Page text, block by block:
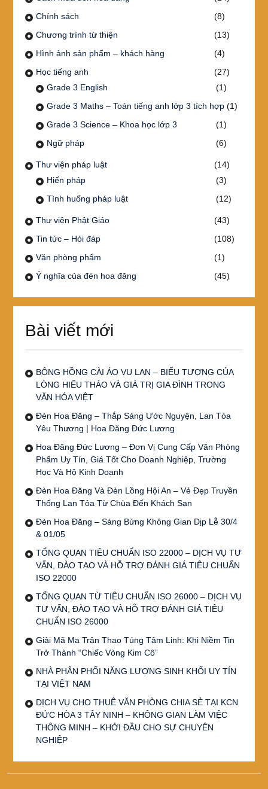
Chính sách
(8)
Chương trình từ thiện
(13)
Hình ảnh sản phẩm – khách hàng
(4)
Học tiếng anh
(27)
Grade 3 English
(1)
Grade 3 Maths – Toán tiếng anh lớp 3 tích hợp(1)
Grade 3 Science – Khoa học lớp 3
(1)
Ngữ pháp
(6)
Thư viện pháp luật
(14)
Hiến pháp
(3)
Tình huống pháp luật
(12)
Thư viện Phật Giáo
(43)
Tin tức – Hỏi đáp
(108)
Văn phòng phẩm
(1)
Ý nghĩa của đèn hoa đăng
(45)
Bài viết mới
BÔNG HỒNG CÀI ÁO VU LAN – BIỂU TƯỢNG CỦA
LÒNG HIẾU THẢO VÀ GIÁ TRỊ GIA ĐÌNH TRONG
VĂN HÓA VIỆT
Đèn Hoa Đăng – Thắp Sáng Ước Nguyện, Lan Tỏa
Yêu Thương | Hoa Đăng Đức Lương
Hoa Đăng Đức Lương – Đơn Vị Cung Cấp Văn Phòng
Phẩm Uy Tín, Giá Tốt Cho Doanh Nghiệp, Trường
Học Và Hộ Kinh Doanh
Đèn Hoa Đăng Và Đèn Lồng Hội An – Vẻ Đẹp Truyền
Thống Lan Tỏa Từ Chùa Đến Khách Sạn
Đèn Hoa Đăng – Sáng Bừng Không Gian Dịp Lễ 30/4
& 01/05
TỔNG QUAN TIÊU CHUẨN ISO 22000 – DỊCH VỤ TƯ
VẤN, ĐÀO TẠO VÀ HỖ TRỢ ĐÁNH GIÁ TIÊU CHUẨN
ISO 22000
TỔNG QUAN TỪ TIÊU CHUẨN ISO 26000 – DỊCH VỤ
TƯ VẤN, ĐÀO TẠO VÀ HỖ TRỢ ĐÁNH GIÁ TIÊU
CHUẨN ISO 26000
Giải Mã Ma Trận Thao Túng Tâm Linh: Khi Niềm Tin
Trở Thành “Chiếc Vòng Kim Cô”
NHÀ PHÂN PHỐI NĂNG LƯỢNG SINH KHỐI UY TÍN
TẠI VIỆT NAM
DỊCH VỤ CHO THUÊ VĂN PHÒNG CHIA SẺ TẠI KCN
ĐỨC HÒA 3 TÂY NINH – KHÔNG GIAN LÀM VIỆC
THÔNG MINH – KHỞI ĐẦU CHO SỰ CHUYÊN
NGHIỆP